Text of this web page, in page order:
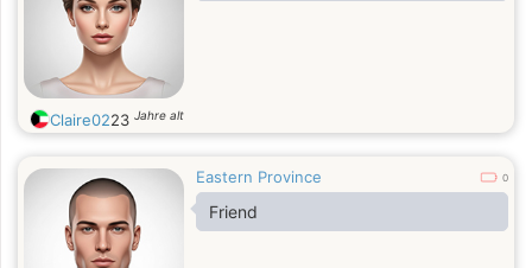
Claire0223 Jahre alt
Eastern Province 0
Friend